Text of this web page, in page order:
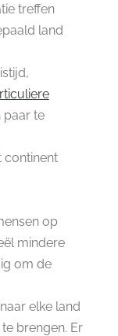
treffen
land
te
continent
op
mindere
om de
elke land
brengen. Er